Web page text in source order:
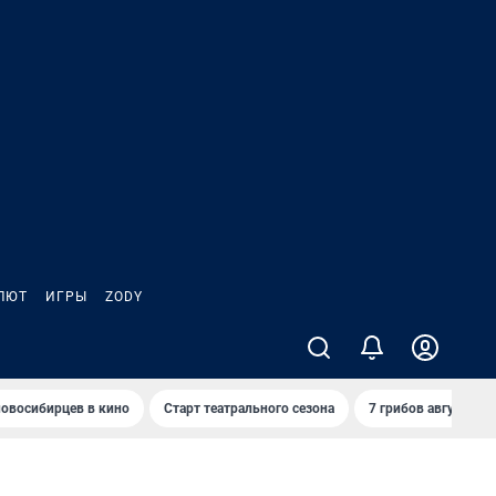
ИГРЫ ZODY
в кино Старт театрального сезона 7 грибов августа